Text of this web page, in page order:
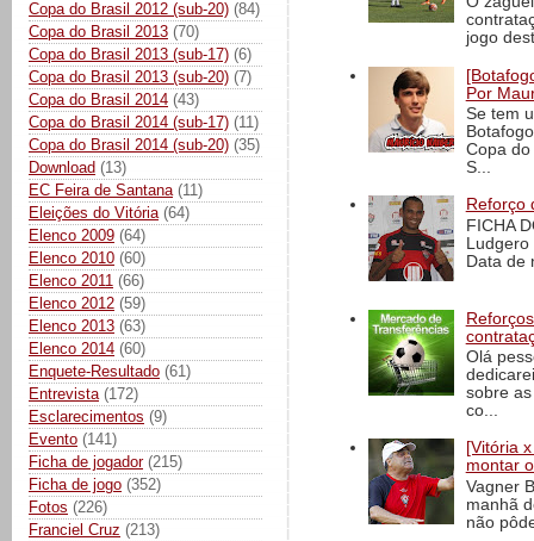
Copa do Brasil 2012 (sub-20) (84)
Copa do Brasil 2013 (70)
Copa do Brasil 2013 (sub-17) (6)
Copa do Brasil 2013 (sub-20) (7)
Copa do Brasil 2014 (43)
Copa do Brasil 2014 (sub-17) (11)
Copa do Brasil 2014 (sub-20) (35)
Download (13)
EC Feira de Santana (11)
Eleições do Vitória (64)
Elenco 2009 (64)
Elenco 2010 (60)
Elenco 2011 (66)
Elenco 2012 (59)
Elenco 2013 (63)
Elenco 2014 (60)
Enquete-Resultado (61)
Entrevista (172)
Esclarecimentos (9)
Evento (141)
Ficha de jogador (215)
Ficha de jogo (352)
Fotos (226)
Franciel Cruz (213)
jogo
Por
Se tem
Copa
S...
Reforço
FICHA
Ludgero
Data de
Olá
sobre
co...
[Vitória
montar
Vagner
manhã
não